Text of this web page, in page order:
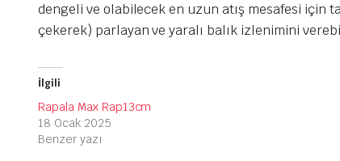
dengeli ve olabilecek en uzun atış mesafesi
çekerek) parlayan ve yaralı balık izlenimini
İlgili
Rapala Max Rap13cm
18 Ocak 2025
Benzer yazı